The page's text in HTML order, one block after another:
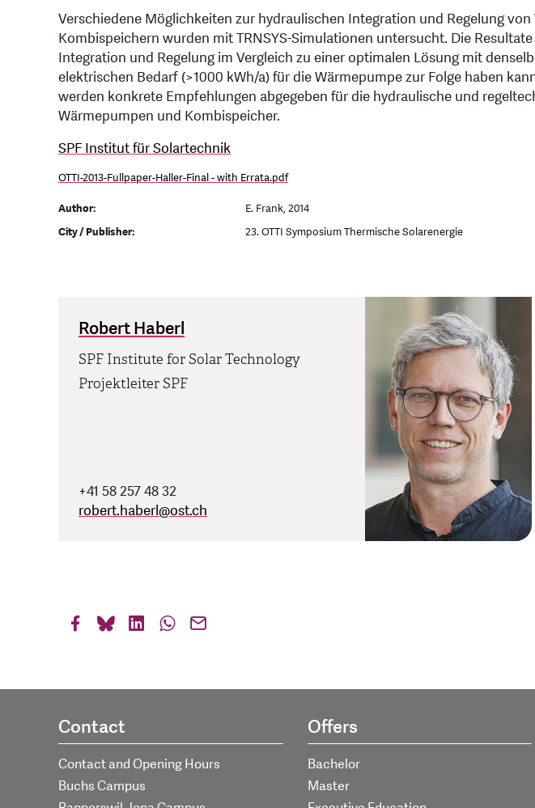
Verschiedene Möglichkeiten zur hydraulischen Integration und Regelung
Kombispeichern wurden mit TRNSYS-Simulationen untersucht. Die
Integration und Regelung im Vergleich zu einer optimalen Lösung mit
elektrischen Bedarf (>1000 kWh/a) für die Wärmepumpe zur Folge haben
werden konkrete Empfehlungen abgegeben für die hydraulische und
Wärmepumpen und Kombispeicher.
SPF Institut für Solartechnik
OTTI-2013-Fullpaper-Haller-Final - with Errata.pdf
Author:
E. Frank, 2014
City / Publisher:
23. OTTI Symposium Thermische Solarenergie
Robert Haberl
SPF Institute for Solar Technology
Projektleiter SPF
+41 58 257 48 32
robert.haberl@ost.ch
Contact
Contact and Opening Hours
Buchs Campus
Offers
Bachelor
Master